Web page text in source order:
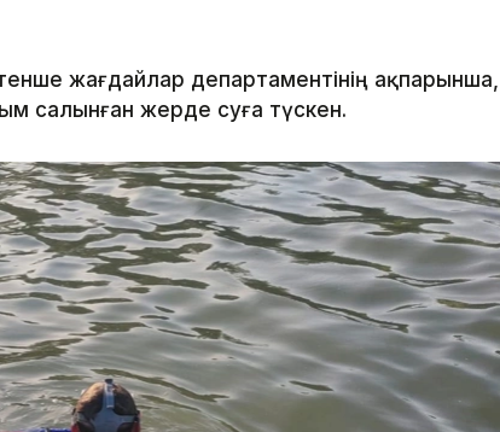
жағдайлар департаментінің ақпарынша,
салынған жерде суға түскен.